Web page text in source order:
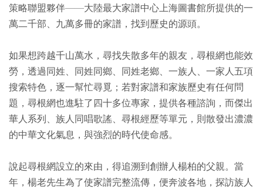
策略聯盟夥伴——大陸最大家譜中心上海圖書館所提供的一
萬二千部、九萬多冊的家譜，找到歷史的源頭。
如果想跨越千山萬水，尋找失散多年的親友，尋根網也能效
勞，透過同姓、同姓同鄉、同姓老鄉、一族人、一家人五項
搜索特色，逐一幫忙尋覓；若對家譜和家族歷史有任何問
題，尋根網也進駐了四十多位專家，提供各種諮詢，而傑出
華人系列、族人同唱歌謠、尋根經歷等單元，則散發出濃濃
的中華文化氣息，與強烈的時代使命感。
說起尋根網設立的來由，得追溯到創辦人楊柏的父親。當
年，楊老先生為了使家譜完整流傳，便奔波各地，探訪族人